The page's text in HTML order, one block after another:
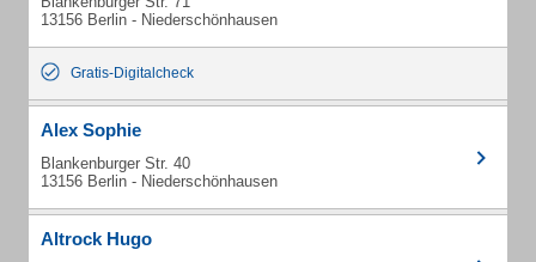
13156 Berlin - Niederschönhausen
Gratis-Digitalcheck
Alex Sophie
Blankenburger Str. 40
13156 Berlin - Niederschönhausen
Altrock Hugo